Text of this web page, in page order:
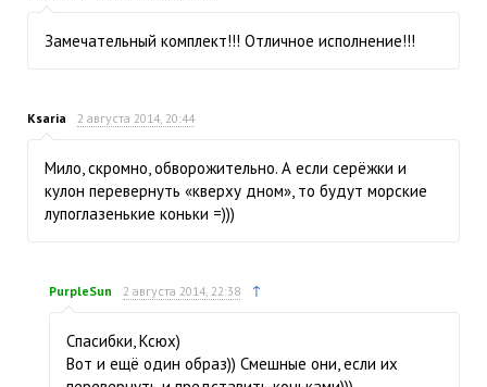
Замечательный комплект!!! Отличное исполнение!!!
Ksaria 2 августа 2014, 20:44
Мило, скромно, обворожительно. А если серёжки и
кулон перевернуть «кверху дном», то будут морские
лупоглазенькие коньки =)))
PurpleSun 2 августа 2014, 22:38 ↑
Спасибки, Ксюх)
Вот и ещё один образ)) Смешные они, если их